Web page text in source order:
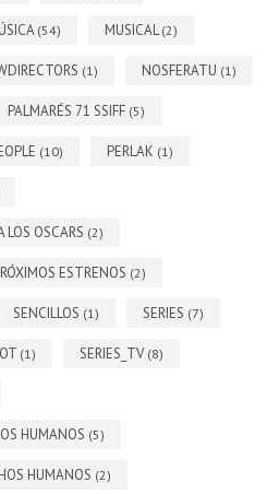
(54) MUSICAL(2)
(1) NOSFERATU (1)
PALMARÉS 71 SSIFF (5)
(10) PERLAK (1)
LOS OSCARS (2)
ESTRENOS (2)
SENCILLOS (1) SERIES (7)
(1) SERIES_TV (8)
HUMANOS (5)
HUMANOS (2)